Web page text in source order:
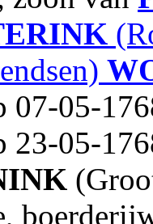
07-05-
23-05-